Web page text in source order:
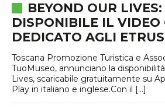
BEYOND OUR LIVES:
DISPONIBILE IL VIDEO
DEDICATO AGLI
Toscana Promozione Turistica e
TuoMuseo, annunciano la
Lives, scaricabile gratuitamente su
Play in italiano e inglese.Con il […]